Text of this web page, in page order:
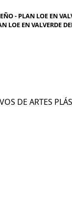
- PLAN LOE EN
LOE EN VALVERDE
DE ARTES